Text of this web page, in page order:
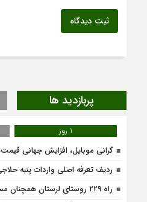
ثبت دیدگاه
پربازدید ها
1 روز
گرانی موبایل، افزایش جهانی
ردیف تعرفه اصلی واردات پنبه
راه ۲۲۹ روستای لرستان همچنان مسدود است